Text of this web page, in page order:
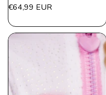
€64,99 EUR